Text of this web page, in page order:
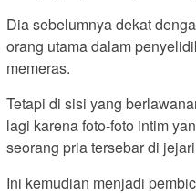
Dia sebelumnya dekat
orang utama dalam
memeras.
Tetapi di sisi yang
lagi karena foto-foto intim
seorang pria tersebar di
Ini kemudian menjadi